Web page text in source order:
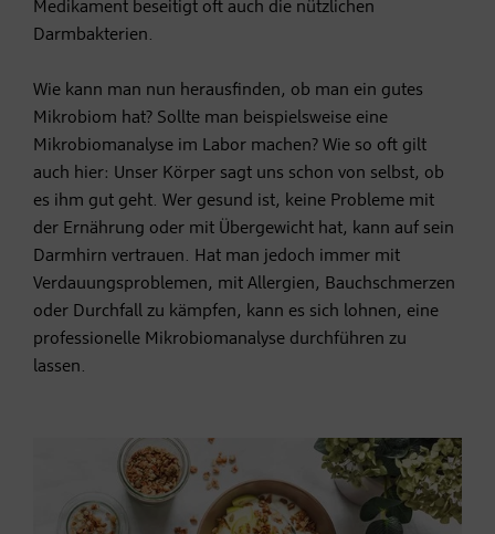
Medikament beseitigt oft auch die nützlichen
Darmbakterien.
Wie kann man nun herausfinden, ob man ein gutes
Mikrobiom hat? Sollte man beispielsweise eine
Mikrobiomanalyse im Labor machen? Wie so oft gilt
auch hier: Unser Körper sagt uns schon von selbst, ob
es ihm gut geht. Wer gesund ist, keine Probleme mit
der Ernährung oder mit Übergewicht hat, kann auf sein
Darmhirn vertrauen. Hat man jedoch immer mit
Verdauungsproblemen, mit Allergien, Bauchschmerzen
oder Durchfall zu kämpfen, kann es sich lohnen, eine
professionelle Mikrobiomanalyse durchführen zu
lassen.